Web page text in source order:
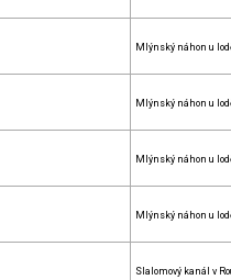
Mlýnský náhon u
Mlýnský náhon u
Mlýnský náhon u
Mlýnský náhon u
Slalomový kanál v